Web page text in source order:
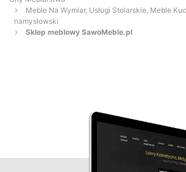
Meble Na Wymiar, Usługi Stolarskie, Meble
namysłowski
Sklep meblowy SawoMeble.pl